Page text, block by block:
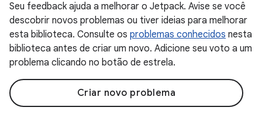
Seu feedback ajuda a melhorar o Jetpack. Avise se você
descobrir novos problemas ou tiver ideias para melhorar
esta biblioteca. Consulte os problemas conhecidos nesta
biblioteca antes de criar um novo. Adicione seu voto a um
problema clicando no botão de estrela.
Criar novo problema